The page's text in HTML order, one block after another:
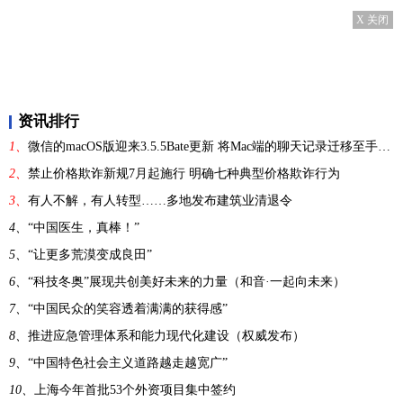
X 关闭
资讯排行
1、 微信的macOS版迎来3.5.5Bate更新 将Mac端的聊天记录迁移至手机端
2、 禁止价格欺诈新规7月起施行 明确七种典型价格欺诈行为
3、 有人不解，有人转型……多地发布建筑业清退令
4、 “中国医生，真棒！”
5、 “让更多荒漠变成良田”
6、 “科技冬奥”展现共创美好未来的力量（和音·一起向未来）
7、 “中国民众的笑容透着满满的获得感”
8、 推进应急管理体系和能力现代化建设（权威发布）
9、 “中国特色社会主义道路越走越宽广”
10、 上海今年首批53个外资项目集中签约